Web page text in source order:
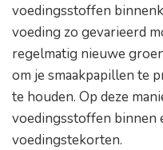
voedingsstoffen
voeding zo gevarieerd
regelmatig nieuwe
om je smaakpapillen te
te houden. Op deze
voedingsstoffen binnen
voedingstekorten.